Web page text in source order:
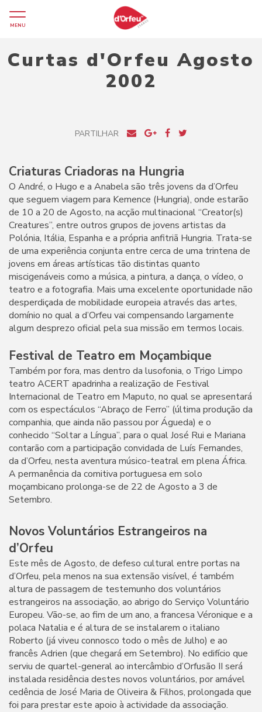
MENU
Curtas d'Orfeu Agosto
2002
PARTILHAR
Criaturas Criadoras na Hungria
O André, o Hugo e a Anabela são três jovens da d’Orfeu
que seguem viagem para Kemence (Hungria), onde estarão
de 10 a 20 de Agosto, na acção multinacional “Creator(s)
Creatures”, entre outros grupos de jovens artistas da
Polónia, Itália, Espanha e a própria anfitriã Hungria. Trata-se
de uma experiência conjunta entre cerca de uma trintena de
jovens em áreas artísticas tão distintas quanto
miscigenáveis como a música, a pintura, a dança, o vídeo, o
teatro e a fotografia. Mais uma excelente oportunidade não
desperdiçada de mobilidade europeia através das artes,
domínio no qual a d’Orfeu vai compensando largamente
algum desprezo oficial pela sua missão em termos locais.
Festival de Teatro em Moçambique
Também por fora, mas dentro da lusofonia, o Trigo Limpo
teatro ACERT apadrinha a realização de Festival
Internacional de Teatro em Maputo, no qual se apresentará
com os espectáculos “Abraço de Ferro” (última produção da
companhia, que ainda não passou por Águeda) e o
conhecido “Soltar a Língua”, para o qual José Rui e Mariana
contarão com a participação convidada de Luís Fernandes,
da d’Orfeu, nesta aventura músico-teatral em plena África.
A permanência da comitiva portuguesa em solo
moçambicano prolonga-se de 22 de Agosto a 3 de
Setembro.
Novos Voluntários Estrangeiros na
d’Orfeu
Este mês de Agosto, de defeso cultural entre portas na
d’Orfeu, pela menos na sua extensão visível, é também
altura de passagem de testemunho dos voluntários
estrangeiros na associação, ao abrigo do Serviço Voluntário
Europeu. Vão-se, ao fim de um ano, a francesa Véronique e a
polaca Natalia e é altura de se instalarem o italiano
Roberto (já viveu connosco todo o mês de Julho) e ao
francês Adrien (que chegará em Setembro). No edifício que
serviu de quartel-general ao intercâmbio d’Orfusão II será
instalada residência destes novos voluntários, por amável
cedência de José Maria de Oliveira & Filhos, prolongada que
foi para prestar este apoio à actividade da associação.